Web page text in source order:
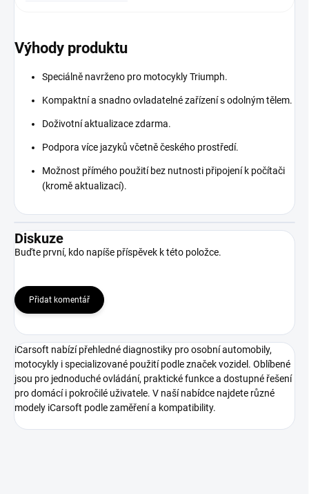
Výhody produktu
Speciálně navrženo pro motocykly Triumph.
Kompaktní a snadno ovladatelné zařízení s odolným tělem.
Doživotní aktualizace zdarma.
Podpora více jazyků včetně českého prostředí.
Možnost přímého použití bez nutnosti připojení k počítači
(kromě aktualizací).
Diskuze
Buďte první, kdo napíše příspěvek k této položce.
Přidat komentář
iCarsoft nabízí přehledné diagnostiky pro osobní automobily,
motocykly i specializované použití podle značek vozidel. Oblíbené
jsou pro jednoduché ovládání, praktické funkce a dostupné řešení
pro domácí i pokročilé uživatele. V naší nabídce najdete různé
modely iCarsoft podle zaměření a kompatibility.